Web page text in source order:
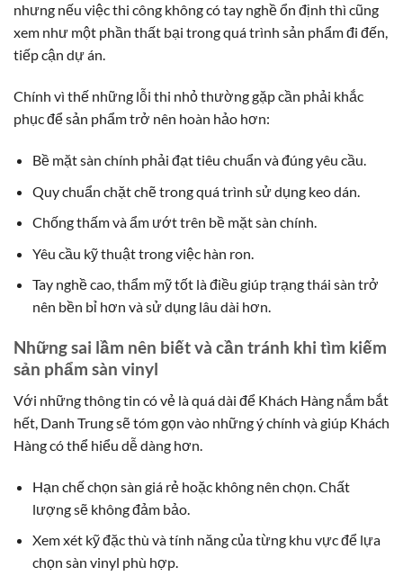
nhưng nếu việc thi công không có tay nghề ổn định thì cũng
xem như một phần thất bại trong quá trình sản phẩm đi đến,
tiếp cận dự án.
Chính vì thế những lỗi thi nhỏ thường gặp cần phải khắc
phục để sản phẩm trở nên hoàn hảo hơn:
Bề mặt sàn chính phải đạt tiêu chuẩn và đúng yêu cầu.
Quy chuẩn chặt chẽ trong quá trình sử dụng keo dán.
Chống thấm và ẩm ướt trên bề mặt sàn chính.
Yêu cầu kỹ thuật trong việc hàn ron.
Tay nghề cao, thẩm mỹ tốt là điều giúp trạng thái sàn trở
nên bền bỉ hơn và sử dụng lâu dài hơn.
Những sai lầm nên biết và cần tránh khi tìm kiếm
sản phẩm sàn vinyl
Với những thông tin có vẻ là quá dài để Khách Hàng nắm bắt
hết, Danh Trung sẽ tóm gọn vào những ý chính và giúp Khách
Hàng có thể hiểu dễ dàng hơn.
Hạn chế chọn sàn giá rẻ hoặc không nên chọn. Chất
lượng sẽ không đảm bảo.
Xem xét kỹ đặc thù và tính năng của từng khu vực để lựa
chọn sàn vinyl phù hợp.